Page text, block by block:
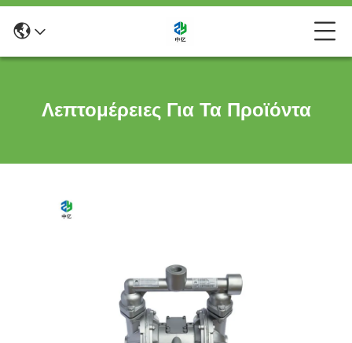
Λεπτομέρειες Για Τα Προϊόντα